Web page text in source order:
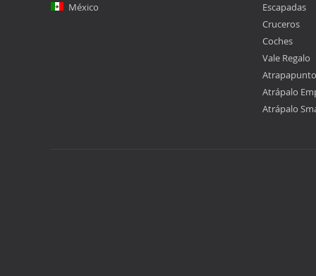
México
Escapadas
Cruceros
Coches
Vale Regalo
Atrápalo
Atrápalo